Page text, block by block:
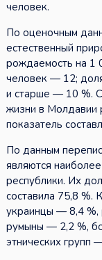
человек.
По оценочным
естественный
рождаемость на 1
человек — 12;
и старше — 10 %.
жизни в Молдавии
показатель
По данным
являются
республики. Их
составила 75,8 %.
украинцы — 8,4 %,
румыны — 2,2 %,
этнических групп